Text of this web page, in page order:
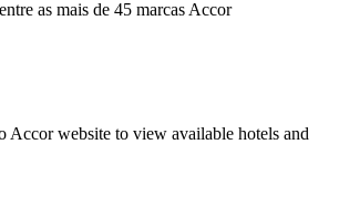
as mais de 45 marcas Accor
Accor website to view available hotels and